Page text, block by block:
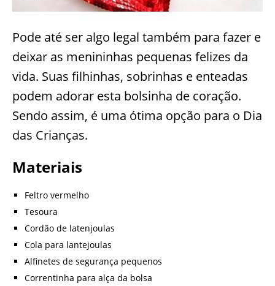
Pode até ser algo legal também para fazer e
deixar as menininhas pequenas felizes da
vida. Suas filhinhas, sobrinhas e enteadas
podem adorar esta bolsinha de coração.
Sendo assim, é uma ótima opção para o Dia
das Crianças.
Materiais
Feltro vermelho
Tesoura
Cordão de latenjoulas
Cola para lantejoulas
Alfinetes de segurança pequenos
Correntinha para alça da bolsa